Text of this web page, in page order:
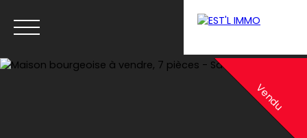
Vendu